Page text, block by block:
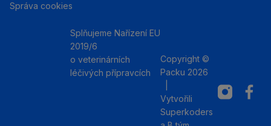
Správa cookies
Splňujeme Nařízení EU
2019/6
o veterinárních
léčivých přípravcích
Copyright ©
Packu 2026
Vytvořili
Superkoders
Instagram